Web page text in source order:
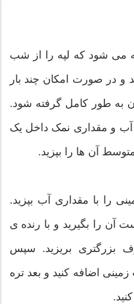
می شود که لپه را از شب
و در صورت امکان چند بار
به طور کامل گرفته شود.
آب و مقداری نمک داخل یک
آن ها را بپزید.
را با مقداری آب بپزید.
را بگیرید و با رنده ی
بزرگتری بریزید. سپس
اضافه کنید و بعد تره